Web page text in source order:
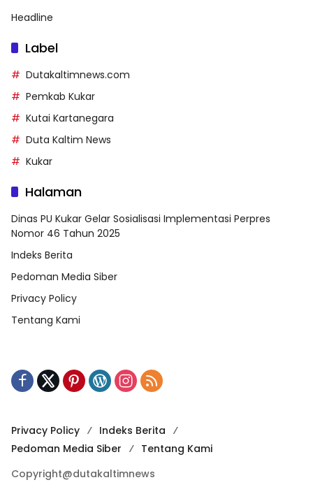
Headline
Label
Dutakaltimnews.com
Pemkab Kukar
Kutai Kartanegara
Duta Kaltim News
Kukar
Halaman
Dinas PU Kukar Gelar Sosialisasi Implementasi Perpres
Nomor 46 Tahun 2025
Indeks Berita
Pedoman Media Siber
Privacy Policy
Tentang Kami
Privacy Policy
Indeks Berita
Pedoman Media Siber
Tentang Kami
Copyright@dutakaltimnews